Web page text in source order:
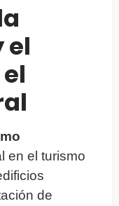
el
en el turismo
de